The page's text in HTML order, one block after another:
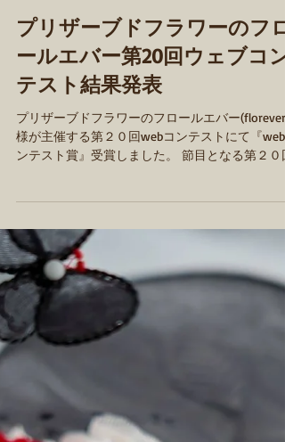
ールエバー第20回ウェブコン
テスト結果発表
プリザーブドフラワーのフロールエバー(florever)
様が主催する第２０回webコンテストにて『web
ンテスト賞』受賞しました。 節目となる第２０
という記念すべき機会に映えなる『webコンテス
賞』を頂くことができて、喜びと共に光栄なこと